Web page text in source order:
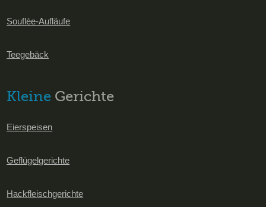
Souflèe-Aufläufe
Teegebäck
Kleine Gerichte
Eierspeisen
Geflügelgerichte
Hackfleischgerichte